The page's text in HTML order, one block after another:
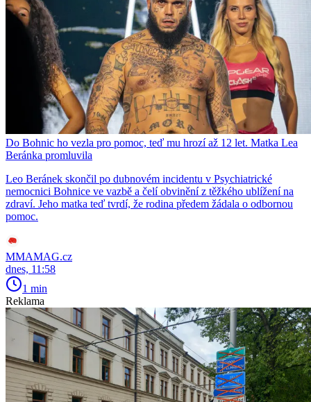
Do Bohnic ho vezla pro pomoc, teď mu hrozí až 12 let. Matka Lea
Beránka promluvila
Leo Beránek skončil po dubnovém incidentu v Psychiatrické
nemocnici Bohnice ve vazbě a čelí obvinění z těžkého ublížení na
zdraví. Jeho matka teď tvrdí, že rodina předem žádala o odbornou
pomoc.
MMAMAG.cz
dnes, 11:58
1 min
Reklama